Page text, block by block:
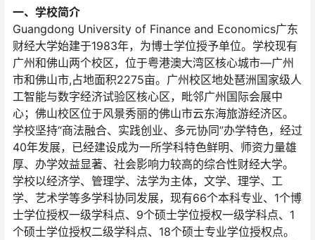
一、学校简介
Guangdong University of Finance and Economics广东
财经大学始建于1983年，为博士学位授予单位。学校现有
广州和佛山两个校区，位于粤港澳大湾区核心城市—广州
市和佛山市,占地面积2275亩。广州校区地处琶洲国家级人
工智能与数字经济试验区核心区，毗邻广州国际会展中
心；佛山校区位于风景秀丽的佛山市云东海旅游经济区。
学校坚持“商法融合、实践创业、多元协同”办学特色，经过
40年发展，已经建设成为一所学科特色鲜明、师资力量雄
厚、办学效益显著、社会影响力较高的综合性财经大学。
学校以经济学、管理学、法学为主体，文学、理学、工
学、艺术学等多学科协同发展，现有66个本科专业、1个博
士学位授权一级学科点、9个硕士学位授权一级学科点、1
个硕士学位授权二级学科点、18个硕士专业学位授权点。